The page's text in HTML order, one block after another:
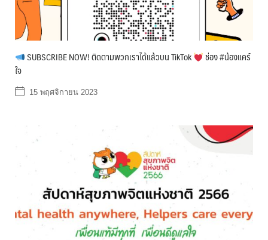
SUBSCRIBE NOW! ติดตามพวกเราได้แล้วบน TikTok
ช่อง #น้องแคร์
ใจ
15 พฤศจิกายน 2023